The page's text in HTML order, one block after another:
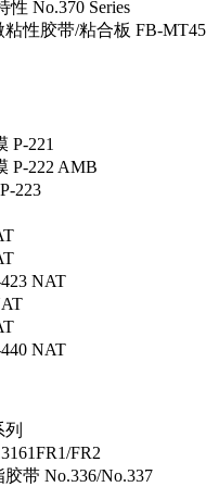
No.370 Series
性胶带/粘合板 FB-
P-221
P-222 AMB
223
NAT
NAT
FR2
带 No.336/No.337